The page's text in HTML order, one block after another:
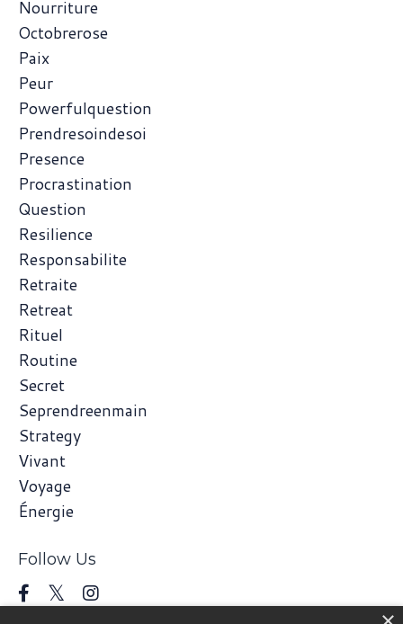
Nourriture
Octobrerose
Paix
Peur
Powerfulquestion
Prendresoindesoi
Presence
Procrastination
Question
Resilience
Responsabilite
Retraite
Retreat
Rituel
Routine
Secret
Seprendreenmain
Strategy
Vivant
Voyage
Énergie
Follow Us